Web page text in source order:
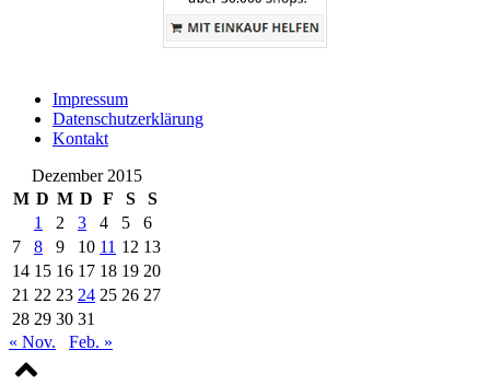
Impressum
Datenschutzerklärung
Kontakt
Dezember 2015
M D M D F S
S
1
2 3 4 5
6
7
8 9 10 11 12 13
14 15 16 17 18 19 20
21 22 23 24 25 26 27
28 29 30 31
« Nov.
Feb. »